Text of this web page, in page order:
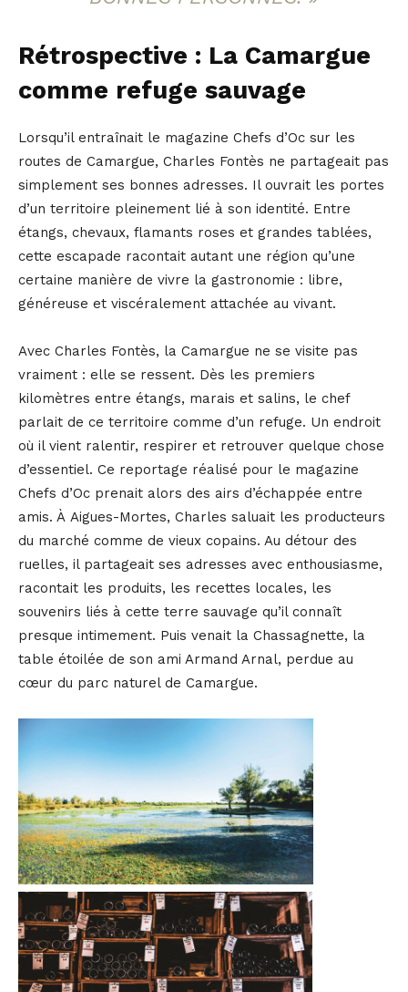
Rétrospective : La Camargue
comme refuge sauvage
Lorsqu’il entraînait le magazine Chefs d’Oc sur les
routes de Camargue, Charles Fontès ne partageait pas
simplement ses bonnes adresses. Il ouvrait les portes
d’un territoire pleinement lié à son identité. Entre
étangs, chevaux, flamants roses et grandes tablées,
cette escapade racontait autant une région qu’une
certaine manière de vivre la gastronomie : libre,
généreuse et viscéralement attachée au vivant.
Avec Charles Fontès, la Camargue ne se visite pas
vraiment : elle se ressent. Dès les premiers
kilomètres entre étangs, marais et salins, le chef
parlait de ce territoire comme d’un refuge. Un endroit
où il vient ralentir, respirer et retrouver quelque chose
d’essentiel. Ce reportage réalisé pour le magazine
Chefs d’Oc prenait alors des airs d’échappée entre
amis. À Aigues-Mortes, Charles saluait les producteurs
du marché comme de vieux copains. Au détour des
ruelles, il partageait ses adresses avec enthousiasme,
racontait les produits, les recettes locales, les
souvenirs liés à cette terre sauvage qu’il connaît
presque intimement. Puis venait la Chassagnette, la
table étoilée de son ami Armand Arnal, perdue au
cœur du parc naturel de Camargue.